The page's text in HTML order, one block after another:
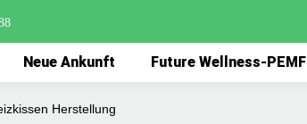
Neue Ankunft Future Wellness-PEMF
Herstellung